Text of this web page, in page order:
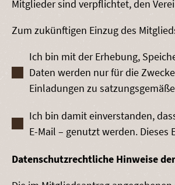
Mitglieder sind verpflichtet, den
Zum zukünftigen Einzug des
Ich bin mit der Erhebung,
Daten werden nur für die
Einladungen zu
Ich bin damit einverstanden,
E-Mail – genutzt werden.
Datenschutzrechtliche Hinweise